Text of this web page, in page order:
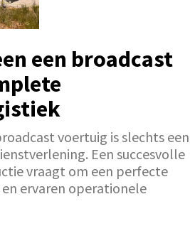
een broadcast
voertuig is slechts een
Een succesvolle
vraagt om een perfecte
ervaren operationele